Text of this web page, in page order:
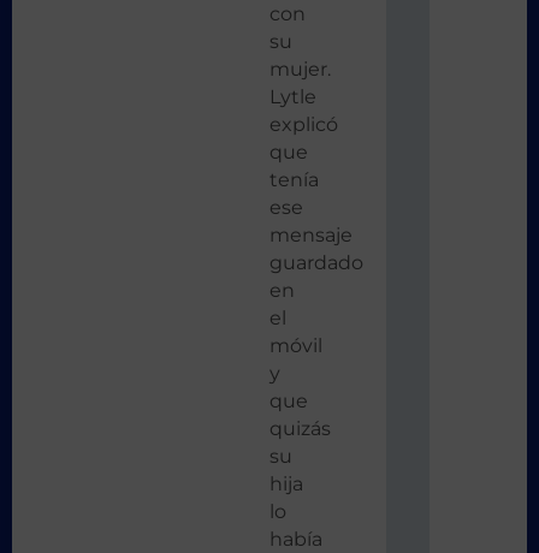
con
su
mujer.
Lytle
explicó
que
tenía
ese
mensaje
guardado
en
el
móvil
y
que
quizás
su
hija
lo
había